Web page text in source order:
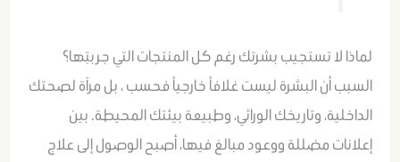
لماذا لا تستجيب بشرتك رغم كل المنتجات التي جربتِها؟
السبب أن البشرة ليست غلافاً خارجياً فحسب ، بل مرآة لصحتك
الداخلية، وتاريخك الوراثي، وطبيعة بيئتك المحيطة. بين
إعلانات مضللة ووعود مبالغ فيها، أصبح الوصول إلى علاج